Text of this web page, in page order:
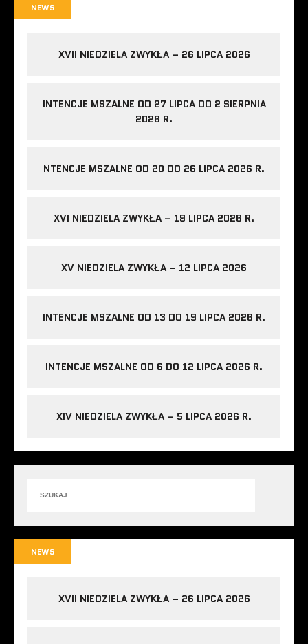
NEWS
XVII NIEDZIELA ZWYKŁA – 26 LIPCA 2026
INTENCJE MSZALNE OD 27 LIPCA DO 2 SIERPNIA
2026 R.
NTENCJE MSZALNE OD 20 DO 26 LIPCA 2026 R.
XVI NIEDZIELA ZWYKŁA – 19 LIPCA 2026 R.
XV NIEDZIELA ZWYKŁA – 12 LIPCA 2026
INTENCJE MSZALNE OD 13 DO 19 LIPCA 2026 R.
INTENCJE MSZALNE OD 6 DO 12 LIPCA 2026 R.
XIV NIEDZIELA ZWYKŁA – 5 LIPCA 2026 R.
NEWS
XVII NIEDZIELA ZWYKŁA – 26 LIPCA 2026